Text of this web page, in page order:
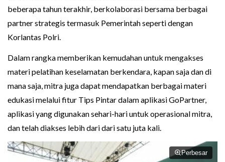
beberapa tahun terakhir, berkolaborasi bersama berbagai
partner strategis termasuk Pemerintah seperti dengan
Korlantas Polri.
Dalam rangka memberikan kemudahan untuk mengakses
materi pelatihan keselamatan berkendara, kapan saja dan di
mana saja, mitra juga dapat mendapatkan berbagai materi
edukasi melalui fitur Tips Pintar dalam aplikasi GoPartner,
aplikasi yang digunakan sehari-hari untuk operasional mitra,
dan telah diakses lebih dari dari satu juta kali.
Perbesar